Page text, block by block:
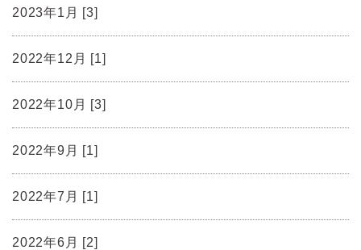
2023年1月 [3]
2022年12月 [1]
2022年10月 [3]
2022年9月 [1]
2022年7月 [1]
2022年6月 [2]